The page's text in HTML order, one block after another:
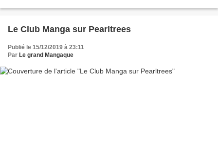
Le Club Manga sur Pearltrees
Publié le 15/12/2019 à 23:11
Par Le grand Mangaque